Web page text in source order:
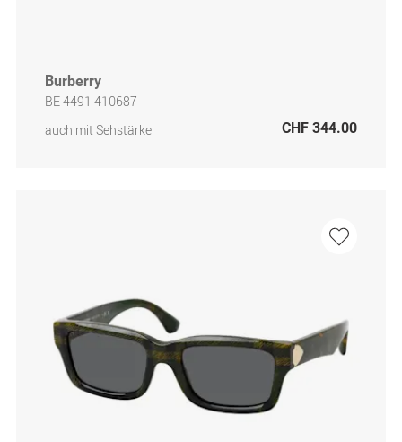
Burberry
BE 4491 410687
auch mit Sehstärke
CHF 344.00